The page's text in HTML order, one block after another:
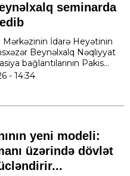
seminarda
Mərkəzinin İdarə Heyətinin
Beynəlxalq Nəqliyyat
bağlantılarının Pakis...
- 14:34
yeni modeli:
üzərində dövlət